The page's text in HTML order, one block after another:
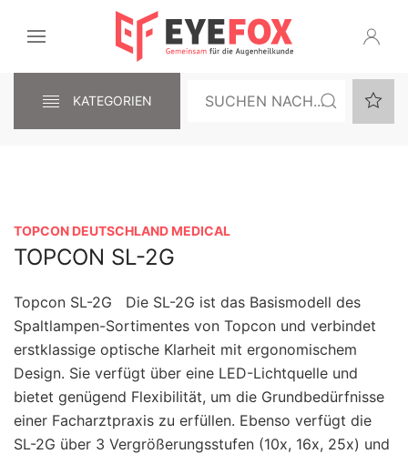
KATEGORIEN
TOPCON DEUTSCHLAND MEDICAL
TOPCON SL-2G
Topcon SL-2G Die SL-2G ist das Basismodell des
Spaltlampen-Sortimentes von Topcon und verbindet
erstklassige optische Klarheit mit ergonomischem
Design. Sie verfügt über eine LED-Lichtquelle und
bietet genügend Flexibilität, um die Grundbedürfnisse
einer Facharztpraxis zu erfüllen. Ebenso verfügt die
SL-2G über 3 Vergrößerungsstufen (10x, 16x, 25x) und